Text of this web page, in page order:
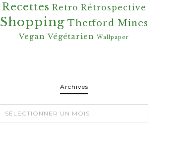
Recettes Retro Rétrospective
Shopping Thetford Mines
Vegan Végétarien Wallpaper
ArchivesArchives